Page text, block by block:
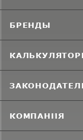
БРЕНДЫ
КОМПАНИЯ